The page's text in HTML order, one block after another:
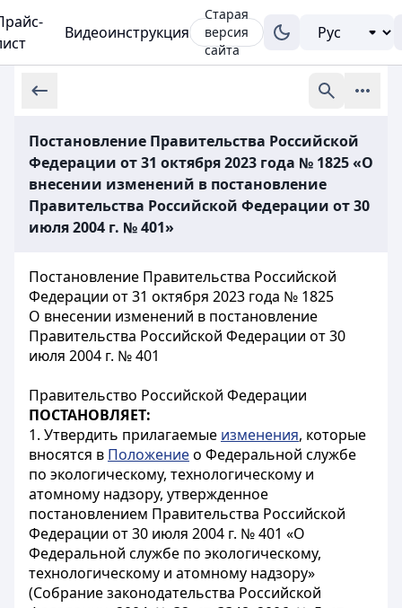
Видеоинструкция
Старая
версия
сайта
Постановление Правительства Российской
Федерации от 31 октября 2023 года № 1825 «О
внесении изменений в постановление
Правительства Российской Федерации от 30
июля 2004 г. № 401»
Постановление Правительства Российской
Федерации от 31 октября 2023 года № 1825
О внесении изменений в постановление
Правительства Российской Федерации от 30
июля 2004 г. № 401
Правительство Российской Федерации
ПОСТАНОВЛЯЕТ:
1. Утвердить прилагаемые изменения, которые
вносятся в Положениео Федеральной службе
по экологическому, технологическому и
атомному надзору, утвержденное
постановлением Правительства Российской
Федерации от 30 июля 2004 г. № 401 «О
Федеральной службе по экологическому,
технологическому и атомному надзору»
(Собрание законодательства Российской